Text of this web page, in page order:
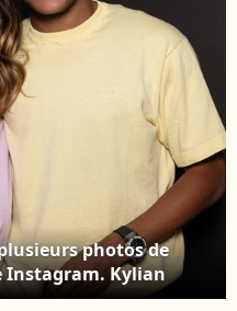
photos de
Instagram. Kylian
pris la pose dans la